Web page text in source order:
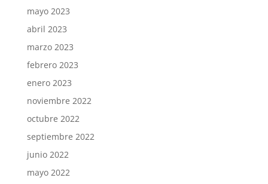
mayo 2023
abril 2023
marzo 2023
febrero 2023
enero 2023
noviembre 2022
octubre 2022
septiembre 2022
junio 2022
mayo 2022